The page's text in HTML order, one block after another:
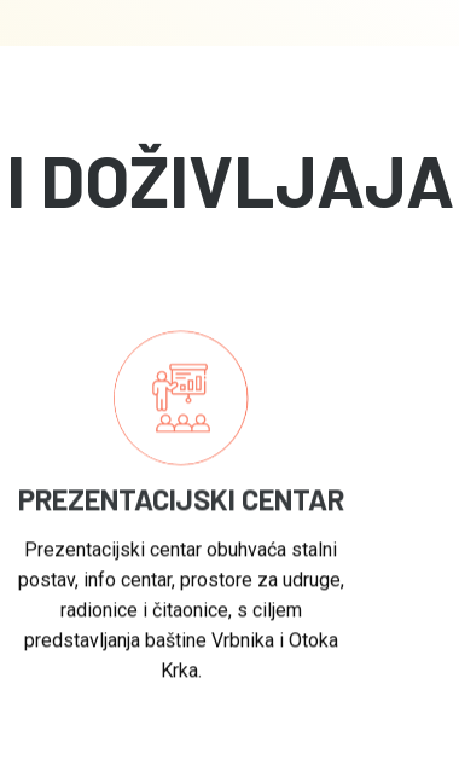
I DOŽIVLJAJA
PREZENTACIJSKI CENTAR
postav, info centar, prostore za udruge,
radionice i čitaonice, s ciljem
predstavljanja baštine Vrbnika i Otoka
Krka.